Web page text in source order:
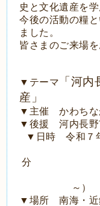
史と文化遺産を
今後の活動の糧
ました。
皆さまのご来場
▼テーマ
「河
産」
▼主催 かわちな
▼後援 河内長野
▼日時 令和７
分
▼場所 南海・近